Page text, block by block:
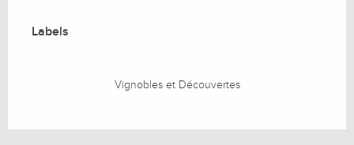
Labels
Labels
Vignobles et Découvertes